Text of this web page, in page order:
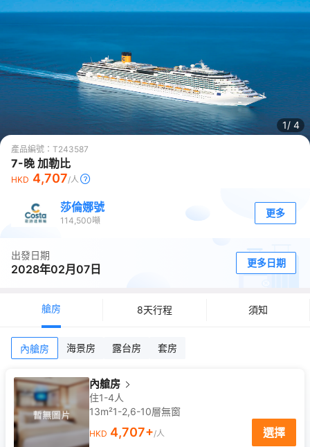
1/ 4
產品編號： T243587
7-晚 加勒比
HKD 4,707/人
莎倫娜號
114,500噸
更多
出發日期
2028年02月07日 更多日期
艙房 8天行程 須知
內艙房 海景房 露台房 套房
內艙房
住1-4人
13m²1-2,6-10層無窗
HKD 4,707+/人 選擇